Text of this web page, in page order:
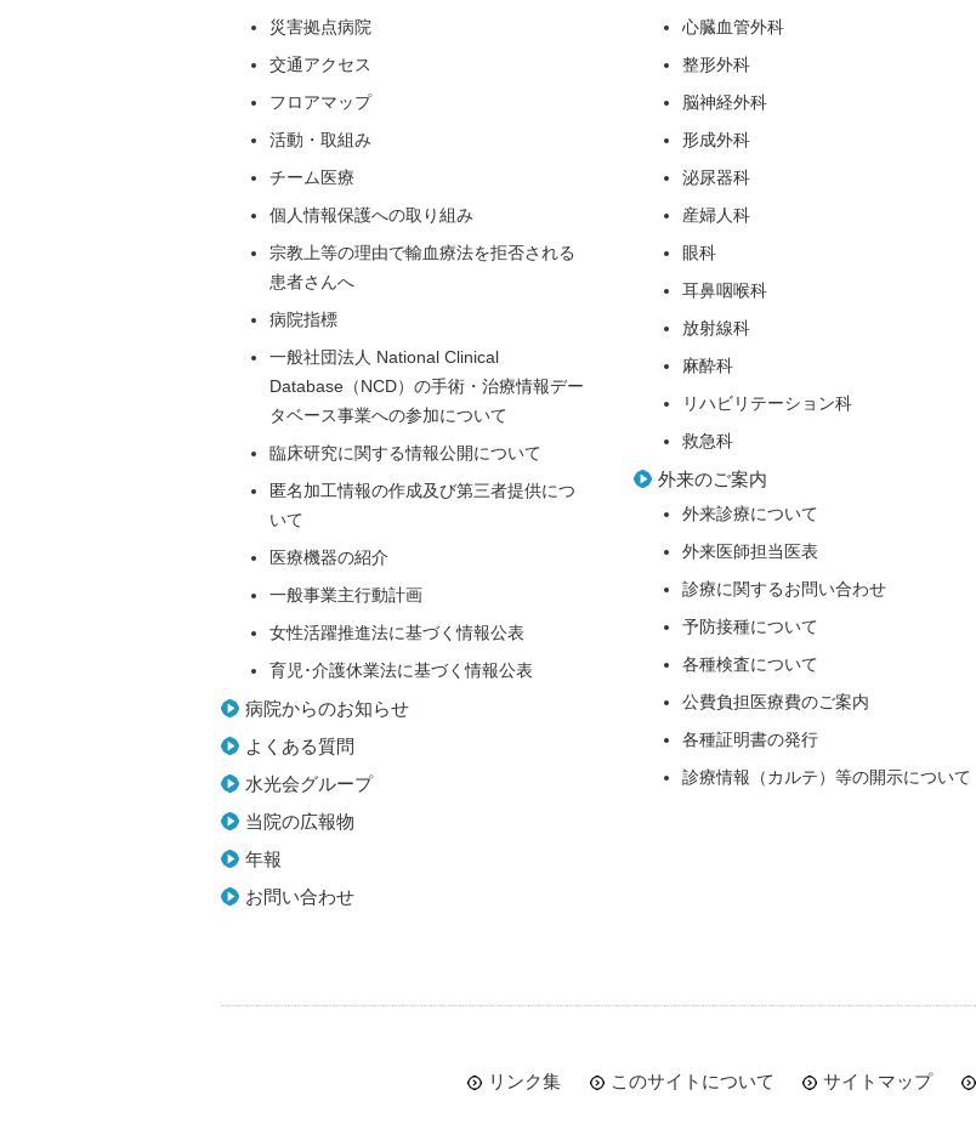
災害拠点病院
交通アクセス
フロアマップ
活動・取組み
チーム医療
個人情報保護への取り組み
宗教上等の理由で輸血療法を拒否される
患者さんへ
病院指標
一般社団法人 National Clinical
Database（NCD）の手術・治療情報デー
タベース事業への参加について
臨床研究に関する情報公開について
匿名加工情報の作成及び第三者提供につ
いて
医療機器の紹介
一般事業主行動計画
女性活躍推進法に基づく情報公表
育児･介護休業法に基づく情報公表
病院からのお知らせ
よくある質問
水光会グループ
当院の広報物
年報
お問い合わせ
心臓血管外科
整形外科
脳神経外科
形成外科
泌尿器科
産婦人科
眼科
耳鼻咽喉科
放射線科
麻酔科
リハビリテーション科
救急科
外来のご案内
外来診療について
外来医師担当医表
診療に関するお問い合わせ
予防接種について
各種検査について
公費負担医療費のご案内
各種証明書の発行
診療情報（カルテ）等の開示について
リンク集 このサイトについて サイトマップ